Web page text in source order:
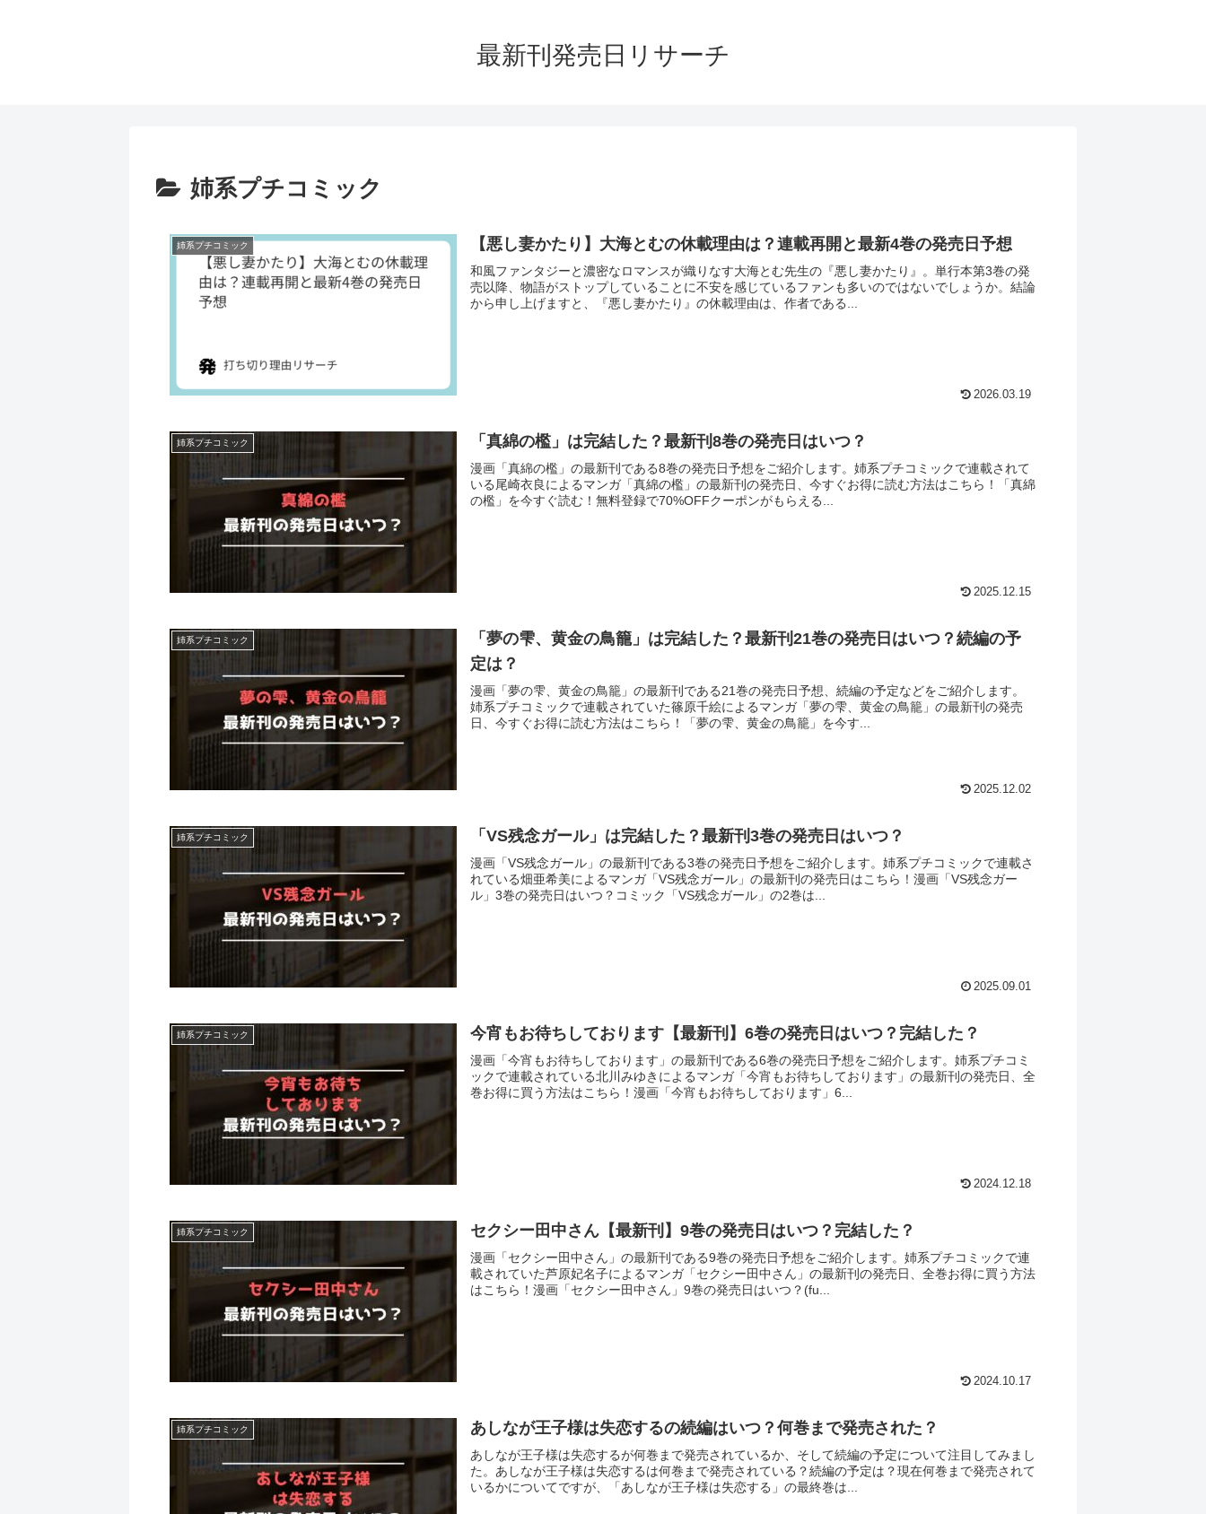
最新刊発売日リサーチ
姉系プチコミック
姉系プチコミック 【悪し妻かたり】大海とむの休載理由は？連載再開と最新4巻の発売日予想
和風ファンタジーと濃密なロマンスが織りなす大海とむ先生の『悪し妻かたり』。単行本第3巻の発
売以降、物語がストップしていることに不安を感じているファンも多いのではないでしょうか。結論
から申し上げますと、『悪し妻かたり』の休載理由は、作者である...
2026.03.19
姉系プチコミック 「真綿の檻」は完結した？最新刊8巻の発売日はいつ？
漫画「真綿の檻」の最新刊である8巻の発売日予想をご紹介します。姉系プチコミックで連載されて
いる尾崎衣良によるマンガ「真綿の檻」の最新刊の発売日、今すぐお得に読む方法はこちら！「真綿
の檻」を今すぐ読む！無料登録で70%OFFクーポンがもらえる...
2025.12.15
姉系プチコミック
「夢の雫、黄金の鳥籠」は完結した？最新刊21巻の発売日はいつ？続編の予
定は？
漫画「夢の雫、黄金の鳥籠」の最新刊である21巻の発売日予想、続編の予定などをご紹介します。
姉系プチコミックで連載されていた篠原千絵によるマンガ「夢の雫、黄金の鳥籠」の最新刊の発売
日、今すぐお得に読む方法はこちら！「夢の雫、黄金の鳥籠」を今す...
2025.12.02
姉系プチコミック 「VS残念ガール」は完結した？最新刊3巻の発売日はいつ？
漫画「VS残念ガール」の最新刊である3巻の発売日予想をご紹介します。姉系プチコミックで連載さ
れている畑亜希美によるマンガ「VS残念ガール」の最新刊の発売日はこちら！漫画「VS残念ガー
ル」3巻の発売日はいつ？コミック「VS残念ガール」の2巻は...
2025.09.01
姉系プチコミック 今宵もお待ちしております【最新刊】6巻の発売日はいつ？完結した？
漫画「今宵もお待ちしております」の最新刊である6巻の発売日予想をご紹介します。姉系プチコミ
ックで連載されている北川みゆきによるマンガ「今宵もお待ちしております」の最新刊の発売日、全
巻お得に買う方法はこちら！漫画「今宵もお待ちしております」6...
2024.12.18
姉系プチコミック セクシー田中さん【最新刊】9巻の発売日はいつ？完結した？
漫画「セクシー田中さん」の最新刊である9巻の発売日予想をご紹介します。姉系プチコミックで連
載されていた芦原妃名子によるマンガ「セクシー田中さん」の最新刊の発売日、全巻お得に買う方法
はこちら！漫画「セクシー田中さん」9巻の発売日はいつ？(fu...
2024.10.17
姉系プチコミック あしなが王子様は失恋するの続編はいつ？何巻まで発売された？
あしなが王子様は失恋するが何巻まで発売されているか、そして続編の予定について注目してみまし
た。あしなが王子様は失恋するは何巻まで発売されている？続編の予定は？現在何巻まで発売されて
いるかについてですが、「あしなが王子様は失恋する」の最終巻は...